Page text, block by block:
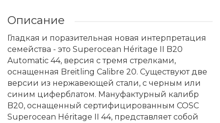
Описание
Гладкая и поразительная новая интерпретация
семейства - это Superocean Héritage II B20
Automatic 44, версия с тремя стрелками,
оснащенная Breitling Calibre 20. Существуют две
версии из нержавеющей стали, с черным или
синим циферблатом. Мануфактурный калибр
B20, оснащенный сертифицированным COSC
Superocean Héritage II 44, представляет собой